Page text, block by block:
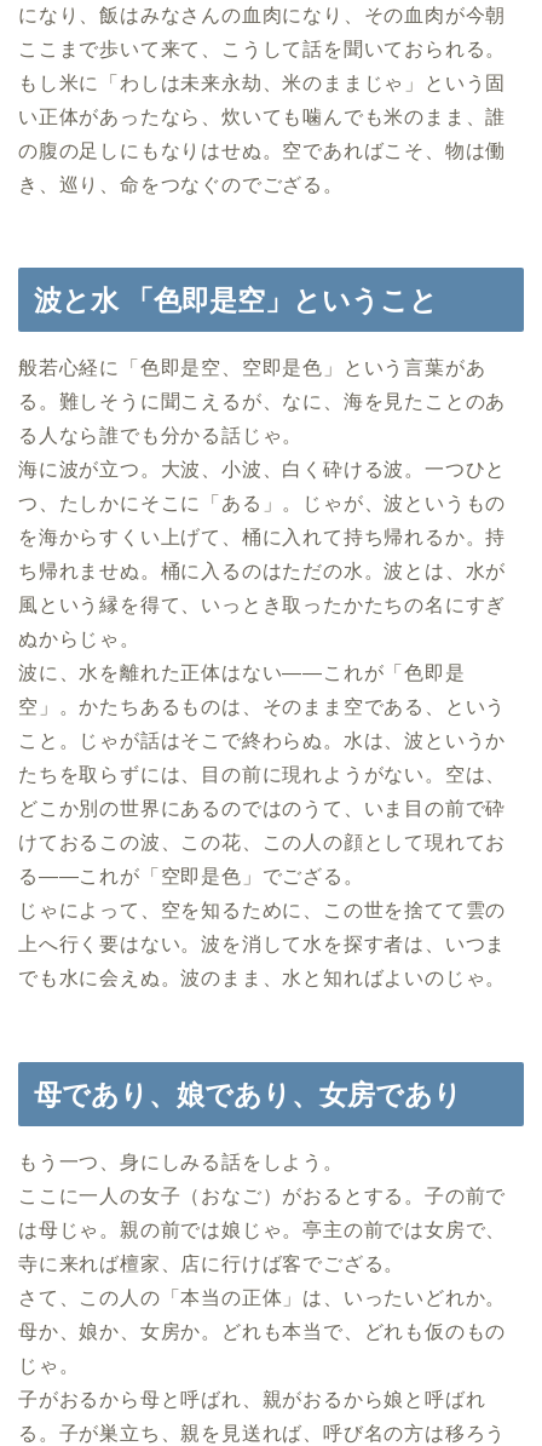
になり、飯はみなさんの血肉になり、その血肉が今朝
ここまで歩いて来て、こうして話を聞いておられる。
もし米に「わしは未来永劫、米のままじゃ」という固
い正体があったなら、炊いても噛んでも米のまま、誰
の腹の足しにもなりはせぬ。空であればこそ、物は働
き、巡り、命をつなぐのでござる。
波と水 「色即是空」ということ
般若心経に「色即是空、空即是色」という言葉があ
る。難しそうに聞こえるが、なに、海を見たことのあ
る人なら誰でも分かる話じゃ。
海に波が立つ。大波、小波、白く砕ける波。一つひと
つ、たしかにそこに「ある」。じゃが、波というもの
を海からすくい上げて、桶に入れて持ち帰れるか。持
ち帰れませぬ。桶に入るのはただの水。波とは、水が
風という縁を得て、いっとき取ったかたちの名にすぎ
ぬからじゃ。
波に、水を離れた正体はない――これが「色即是
空」。かたちあるものは、そのまま空である、という
こと。じゃが話はそこで終わらぬ。水は、波というか
たちを取らずには、目の前に現れようがない。空は、
どこか別の世界にあるのではのうて、いま目の前で砕
けておるこの波、この花、この人の顔として現れてお
る――これが「空即是色」でござる。
じゃによって、空を知るために、この世を捨てて雲の
上へ行く要はない。波を消して水を探す者は、いつま
でも水に会えぬ。波のまま、水と知ればよいのじゃ。
母であり、娘であり、女房であり
もう一つ、身にしみる話をしよう。
ここに一人の女子（おなご）がおるとする。子の前で
は母じゃ。親の前では娘じゃ。亭主の前では女房で、
寺に来れば檀家、店に行けば客でござる。
さて、この人の「本当の正体」は、いったいどれか。
母か、娘か、女房か。どれも本当で、どれも仮のもの
じゃ。
子がおるから母と呼ばれ、親がおるから娘と呼ばれ
る。子が巣立ち、親を見送れば、呼び名の方は移ろう